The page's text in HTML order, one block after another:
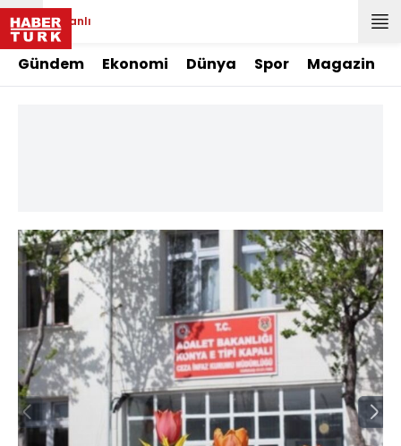
Canlı
Gündem Ekonomi Dünya Spor Magazin